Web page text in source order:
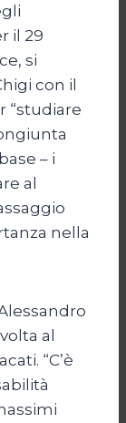
il 29
si
con il
“studiare
– i
al
nella
al
“C’è